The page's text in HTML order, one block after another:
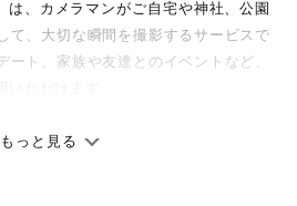
は、カメラマンがご自宅や神社、公園
て、大切な瞬間を撮影するサービスで
ート、家族や友達とのイベントなど、
に、何十年経っても見返したくなるよ
もっと見る